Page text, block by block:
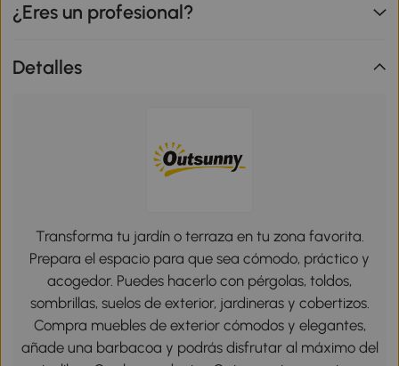
¿Eres un profesional?
Detalles
Transforma tu jardín o terraza en tu zona favorita.
Prepara el espacio para que sea cómodo, práctico y
acogedor. Puedes hacerlo con pérgolas, toldos,
sombrillas, suelos de exterior, jardineras y cobertizos.
Compra muebles de exterior cómodos y elegantes,
añade una barbacoa y podrás disfrutar al máximo del